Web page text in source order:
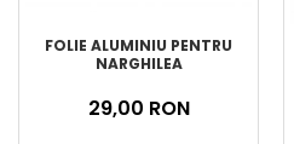
FOLIE ALUMINIU PENTRU
NARGHILEA
29,00 RON